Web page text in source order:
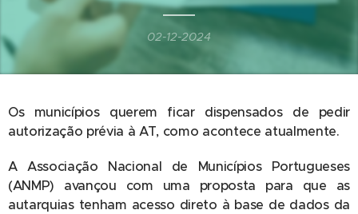
02-12-2024
Os municípios querem ficar dispensados de pedir
autorização prévia à AT, como acontece atualmente.
A Associação Nacional de Municípios Portugueses
(ANMP) avançou com uma proposta para que as
autarquias tenham acesso direto à base de dados da